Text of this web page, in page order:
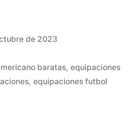
de 2023
baratas, equipaciones
, equipaciones futbol